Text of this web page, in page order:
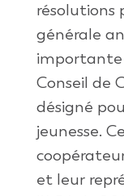
résolutions
générale
importante
Conseil de
désigné
jeunesse.
et leur